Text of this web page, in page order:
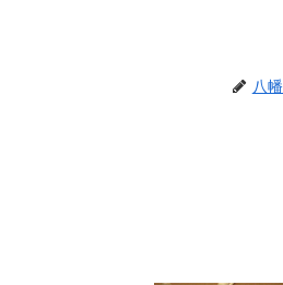
八